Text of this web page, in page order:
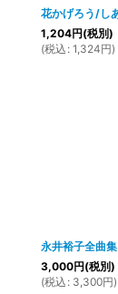
花かげろう/し
1,204円(税別)
(税込 : 1,324円)
永井裕子全曲
3,000円(税別)
(税込 : 3,300円)